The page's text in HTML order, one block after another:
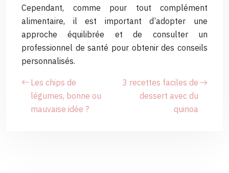
Cependant, comme pour tout complément
alimentaire, il est important d’adopter une
approche équilibrée et de consulter un
professionnel de santé pour obtenir des conseils
personnalisés.
Les chips de
légumes, bonne ou
mauvaise idée ?
3 recettes faciles de
dessert avec du
quinoa